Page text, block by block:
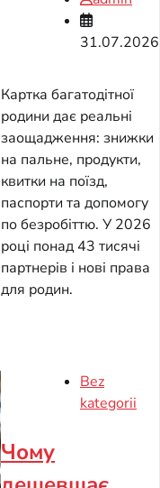
31.07.2026
Картка багатодітної
родини дає реальні
заощадження: знижки
на пальне, продукти,
квитки на поїзд,
паспорти та допомогу
по безробіттю. У 2026
році понад 43 тисячі
партнерів і нові права
для родин.
Bez
kategorii
Чому